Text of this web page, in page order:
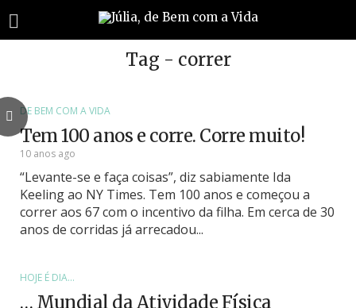
Tag - correr
DE BEM COM A VIDA
Tem 100 anos e corre. Corre muito!
10 anos ago
“Levante-se e faça coisas”, diz sabiamente Ida
Keeling ao NY Times. Tem 100 anos e começou a
correr aos 67 com o incentivo da filha. Em cerca de 30
anos de corridas já arrecadou...
HOJE É DIA...
… Mundial da Atividade Física